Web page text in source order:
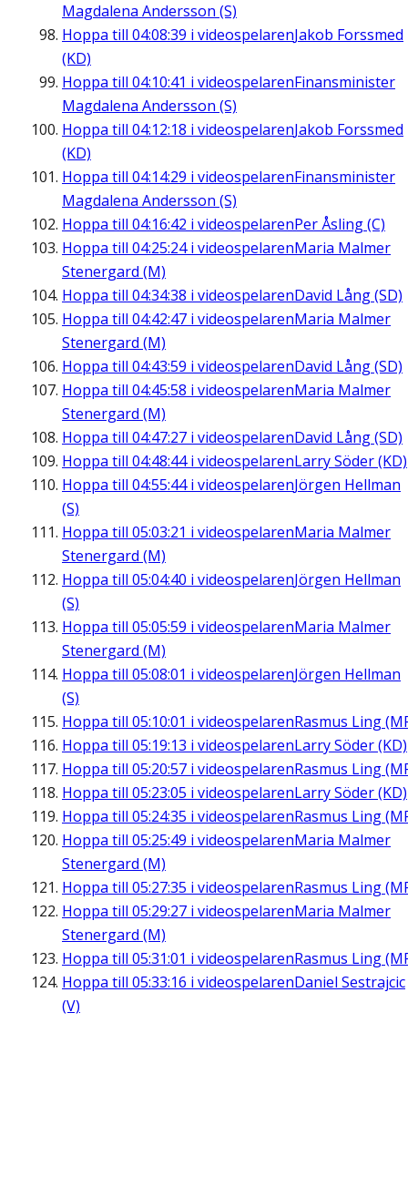
Magdalena Andersson (S)
Hoppa till 04:08:39 i videospelarenJakob Forssmed
(KD)
Hoppa till 04:10:41 i videospelarenFinansminister
Magdalena Andersson (S)
Hoppa till 04:12:18 i videospelarenJakob Forssmed
(KD)
Hoppa till 04:14:29 i videospelarenFinansminister
Magdalena Andersson (S)
Hoppa till 04:16:42 i videospelarenPer Åsling (C)
Hoppa till 04:25:24i videospelarenMaria Malmer
Stenergard (M)
Hoppa till 04:34:38 i videospelarenDavid Lång (SD)
Hoppa till 04:42:47 i videospelarenMaria Malmer
Stenergard (M)
Hoppa till 04:43:59 i videospelarenDavid Lång (SD)
Hoppa till 04:45:58 i videospelarenMaria Malmer
Stenergard (M)
Hoppa till 04:47:27 i videospelarenDavid Lång (SD)
Hoppa till 04:48:44i videospelarenLarry Söder (KD)
Hoppa till 04:55:44i videospelarenJörgen Hellman
(S)
Hoppa till 05:03:21 i videospelarenMaria Malmer
Stenergard (M)
Hoppa till 05:04:40 i videospelarenJörgen Hellman
(S)
Hoppa till 05:05:59 i videospelarenMaria Malmer
Stenergard (M)
Hoppa till 05:08:01 i videospelarenJörgen Hellman
(S)
Hoppa till 05:10:01 i videospelarenRasmus Ling
Hoppa till 05:19:13 i videospelarenLarry Söder (KD)
Hoppa till 05:20:57 i videospelarenRasmus Ling
Hoppa till 05:23:05 i videospelarenLarry Söder (KD)
Hoppa till 05:24:35 i videospelarenRasmus Ling
Hoppa till 05:25:49 i videospelarenMaria Malmer
Stenergard (M)
Hoppa till 05:27:35 i videospelarenRasmus Ling
Hoppa till 05:29:27 i videospelarenMaria Malmer
Stenergard (M)
Hoppa till 05:31:01 i videospelarenRasmus Ling
Hoppa till 05:33:16 i videospelarenDaniel Sestrajcic
(V)